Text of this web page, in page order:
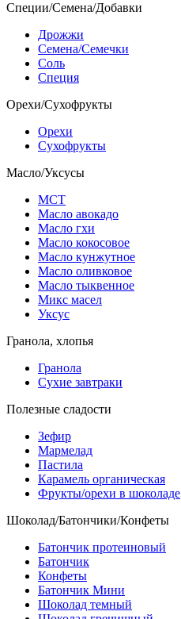
Специи/Семена/Добавки
Дрожжи
Семена/Семечки
Соль
Специя
Орехи/Сухофрукты
Орехи
Сухофрукты
Масло/Уксусы
МСТ
Масло авокадо
Масло гхи
Масло кокосовое
Масло кунжутное
Масло оливковое
Масло тыквенное
Микс масел
Уксус
Гранола, хлопья
Гранола
Сухие завтраки
Полезные сладости
Зефир
Мармелад
Пастила
Карамель органическая
Фрукты/орехи в шоколаде
Шоколад/Батончики/Конфеты
Батончик протеиновый
Батончик
Конфеты
Батончик Мини
Шоколад темный